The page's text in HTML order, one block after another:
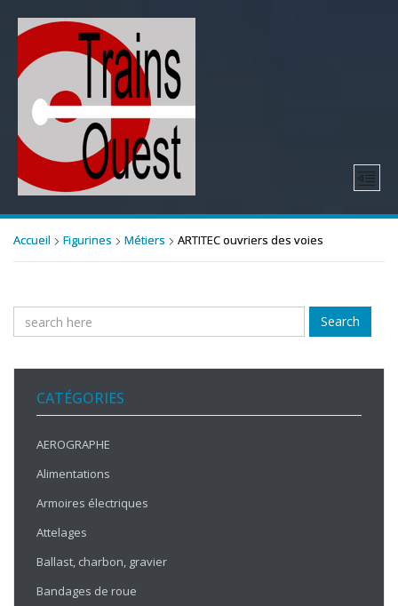
Accueil Figurines Métiers ARTITEC ouvriers des voies
Search
CATÉGORIES
AEROGRAPHE
Alimentations
Armoires électriques
Attelages
Ballast, charbon, gravier
Bandages de roue